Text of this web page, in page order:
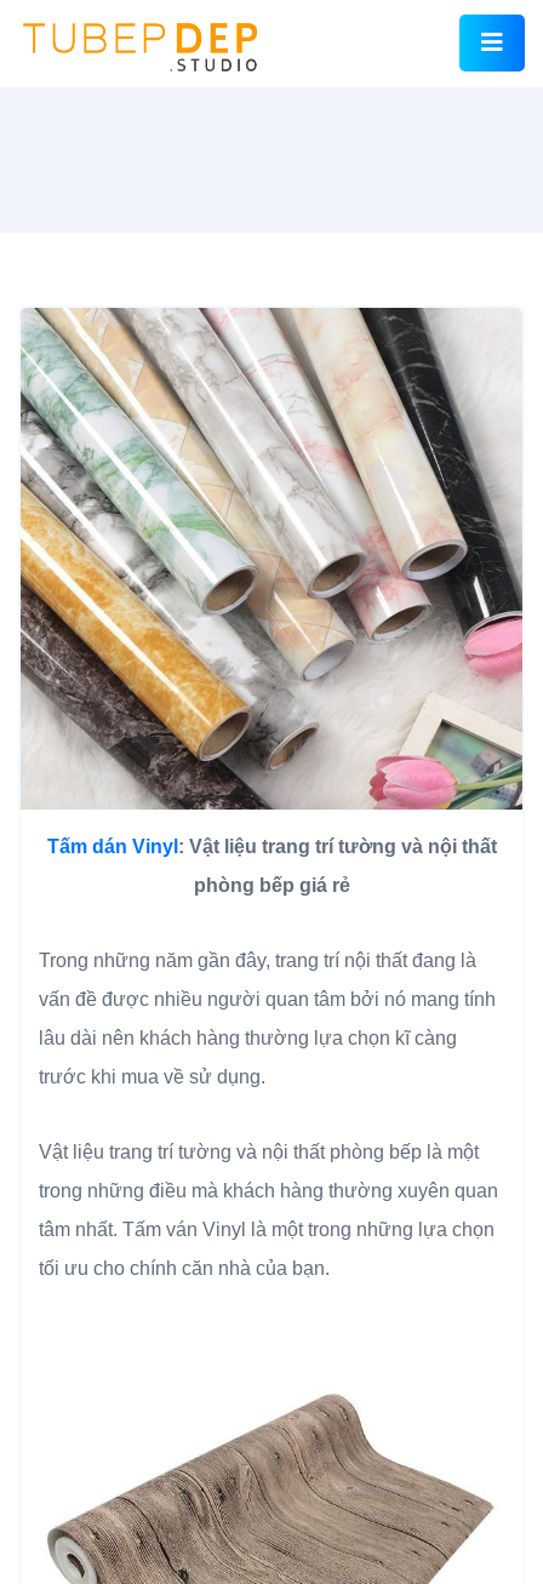
Tấm dán Vinyl : Vật liệu trang trí tường và nội thất
phòng bếp giá rẻ
Trong những năm gần đây, trang trí nội thất đang là
vấn đề được nhiều người quan tâm bởi nó mang tính
lâu dài nên khách hàng thường lựa chọn kĩ càng
trước khi mua về sử dụng.
Vật liệu trang trí tường và nội thất phòng bếp là một
trong những điều mà khách hàng thường xuyên quan
tâm nhất. Tấm ván Vinyl là một trong những lựa chọn
tối ưu cho chính căn nhà của bạn.